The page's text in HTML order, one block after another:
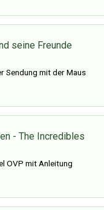
seine Freunde
Sendung mit der Maus
- The Incredibles
OVP mit Anleitung